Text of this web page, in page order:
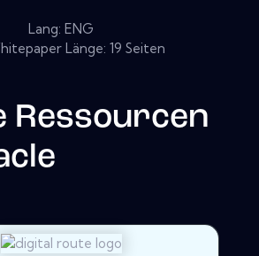
Lang: ENG
Länge: 19 Seiten
Ressourcen